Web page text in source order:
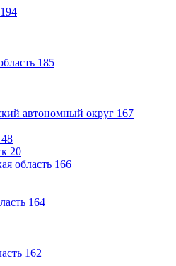
194
185
автономный округ 167
48
20
область 166
164
162